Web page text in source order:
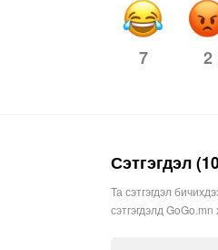
7 2
Сэтгэгдэл
Та сэтгэгдэл
сэтгэгдэлд